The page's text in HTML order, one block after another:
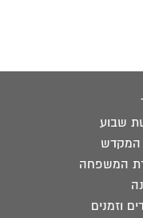
שבוע
המקדש
המשפחה
וזמנים